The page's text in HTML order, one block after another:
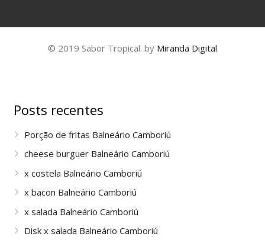
© 2019 Sabor Tropical. by Miranda Digital
Posts recentes
Porção de fritas Balneário Camboriú
cheese burguer Balneário Camboriú
x costela Balneário Camboriú
x bacon Balneário Camboriú
x salada Balneário Camboriú
Disk x salada Balneário Camboriú